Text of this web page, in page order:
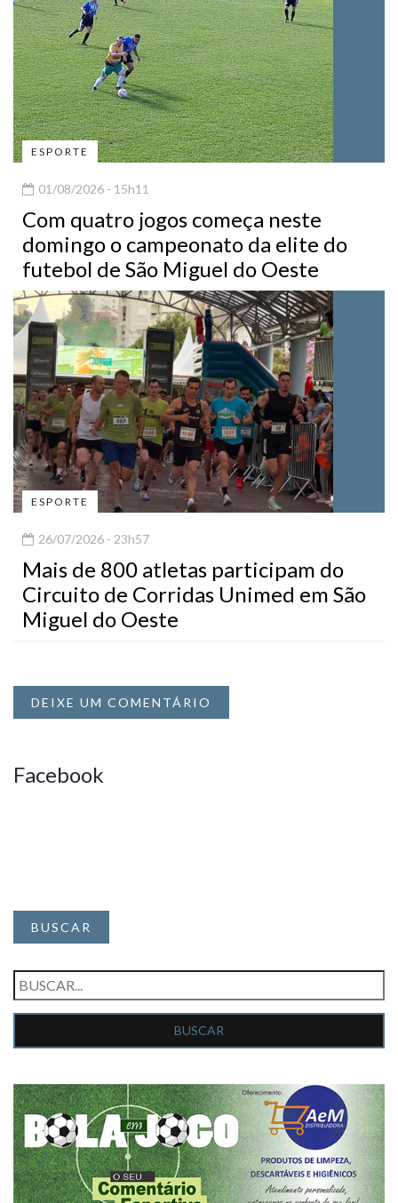
ESPORTE
01/08/2026 - 15h11
Com quatro jogos começa neste
domingo o campeonato da elite do
futebol de São Miguel do Oeste
ESPORTE
26/07/2026 - 23h57
Mais de 800 atletas participam do
Circuito de Corridas Unimed em São
Miguel do Oeste
DEIXE UM COMENTÁRIO
Facebook
BUSCAR